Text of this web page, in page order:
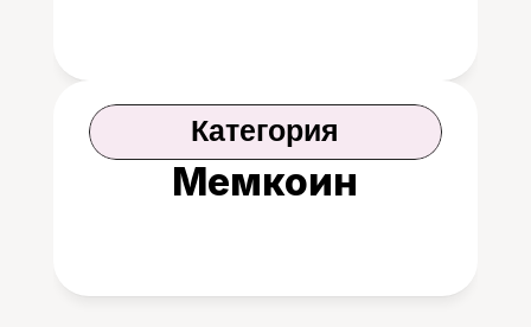
Категория
Мемкоин